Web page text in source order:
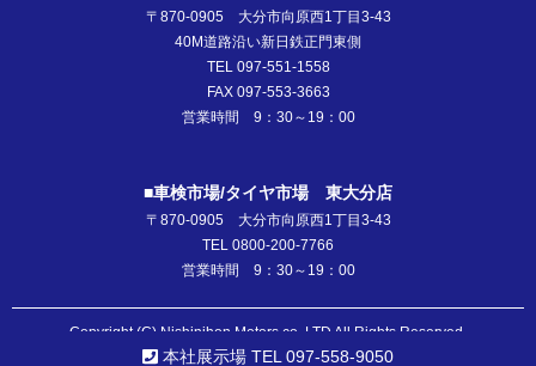
〒870-0905 大分市向原西1丁目3-43
40M道路沿い新日鉄正門東側
TEL 097-551-1558
FAX 097-553-3663
営業時間 9：30～19：00
■車検市場/タイヤ市場 東大分店
〒870-0905 大分市向原西1丁目3-43
TEL 0800-200-7766
営業時間 9：30～19：00
Copyright (C) Nishinihon Motors co.,LTD All Rights Reserved.
本社展示場 TEL 097-558-9050